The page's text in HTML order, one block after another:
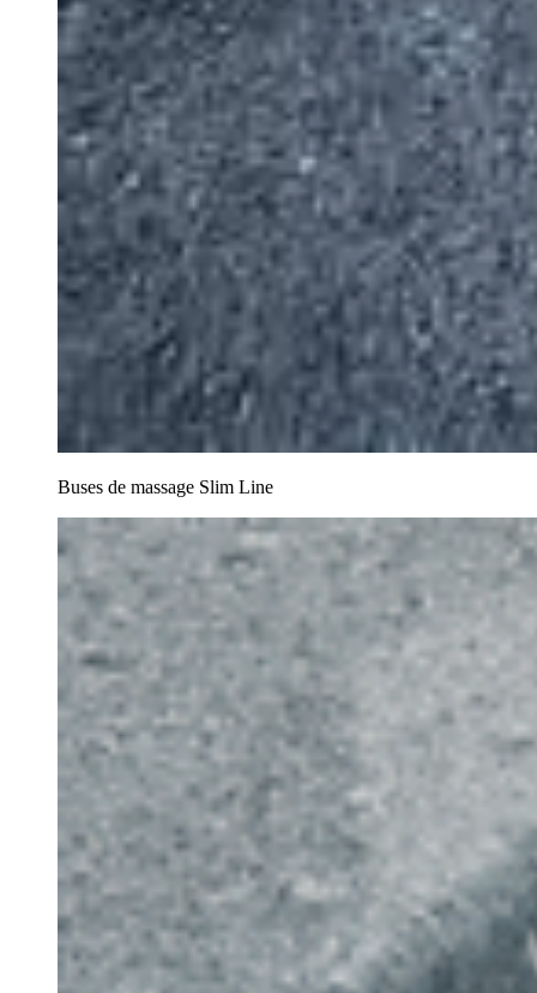
Buses de massage Slim Line